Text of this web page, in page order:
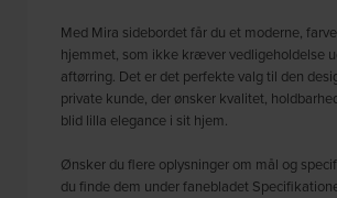
Med Mira sidebordet får du et moderne,
hjemmet, som ikke kræver vedligeholdelse
aftørring. Det er det perfekte valg til den
private kunde, der ønsker kvalitet,
blid lilla elegance i sit hjem.
Ønsker du flere oplysninger om mål og
du finde dem under fanebladet